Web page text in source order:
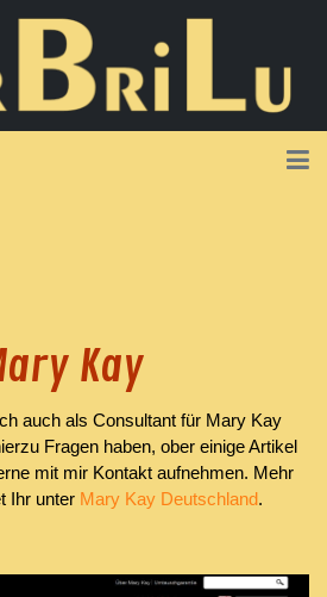
Kay
auch als Consultant für Mary Kay
Fragen haben, ober einige Artikel
mit mir Kontakt aufnehmen. Mehr
Ihr unter Mary Kay Deutschland.